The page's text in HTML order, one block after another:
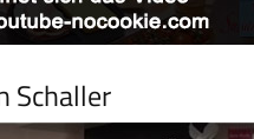
Schaller